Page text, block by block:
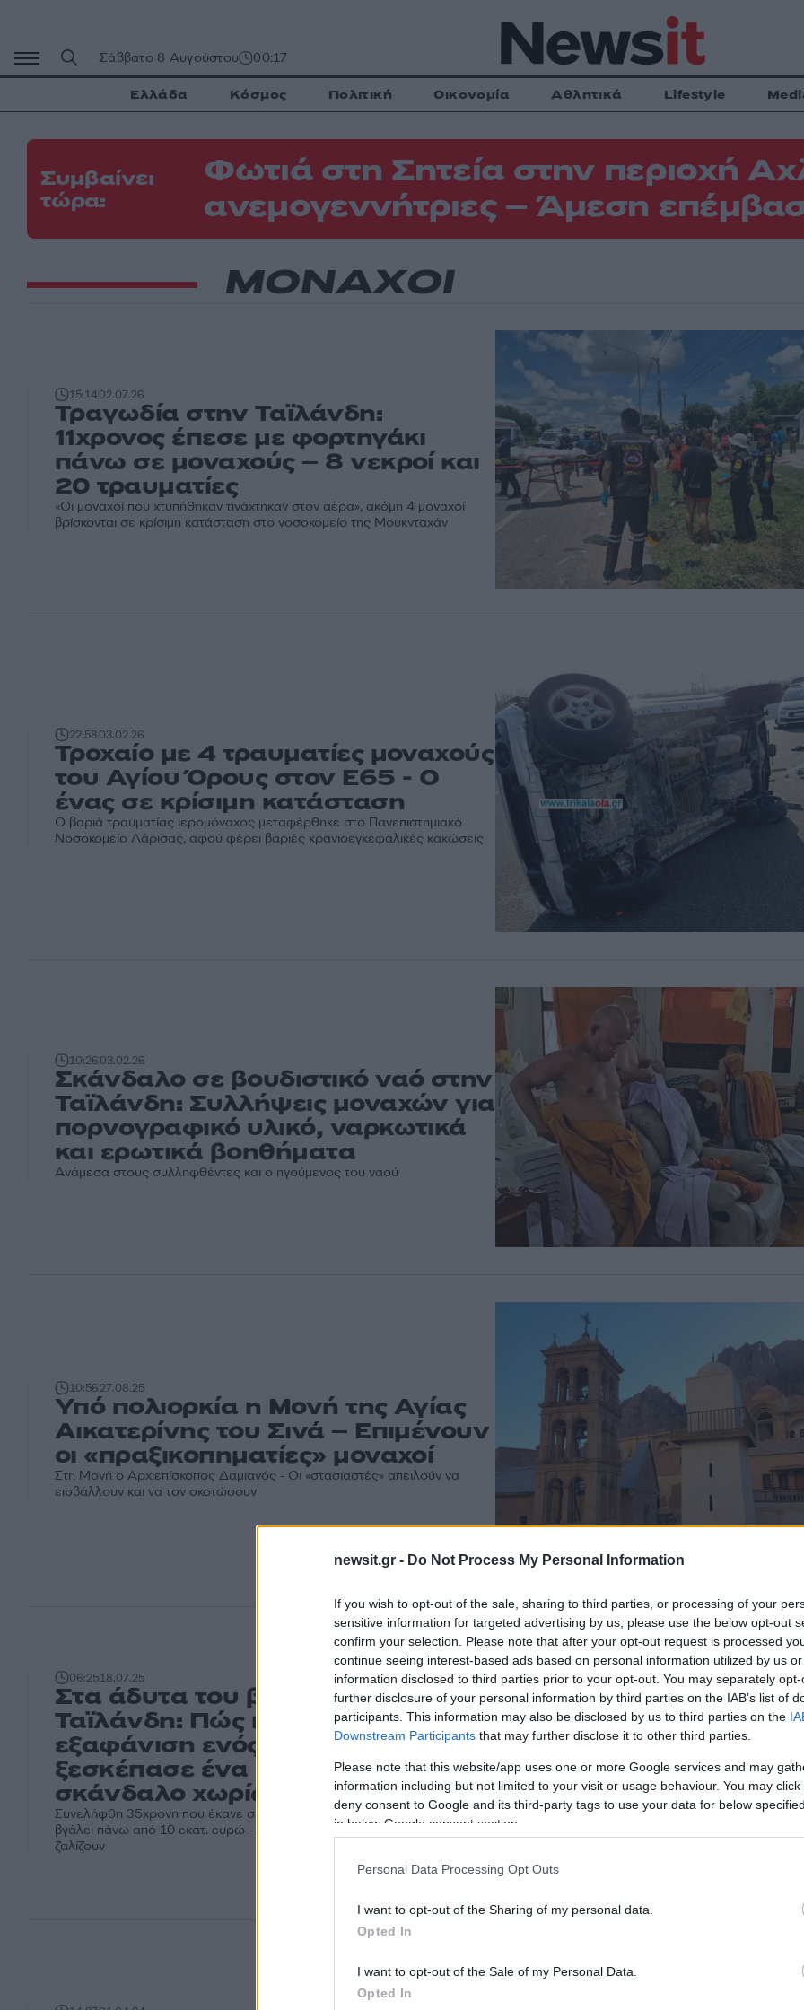
newsit.gr - Do Not Process My Personal Information
If you wish to opt-out of the sale, sharing to third parties, or processing of your
sensitive information for targeted advertising by us, please use the below opt-out
confirm your selection. Please note that after your opt-out request is processed
continue seeing interest-based ads based on personal information utilized by us
information disclosed to third parties prior to your opt-out. You may separately
further disclosure of your personal information by third parties on the IAB’s list of
participants. This information may also be disclosed by us to third parties on the
Downstream Participants that may further disclose it to other third parties.
Please note that this website/app uses one or more Google services and may
information including but not limited to your visit or usage behaviour. You may
deny consent to Google and its third-party tags to use your data for below
in below Google consent section.
Personal Data Processing Opt Outs
I want to opt-out of the Sharing of my personal data.
Opted In
I want to opt-out of the Sale of my Personal Data.
Opted In
περιεχόμενο
Σάββατο 8 Αυγούστου 00:17
Ελλάδα Κόσμος Πολιτική Οικονομία Αθλητικά Lifestyle
Συμβαίνει
τώρα:
Φωτιά στη Σητεία στην περιοχή
ανεμογεννήτριες – Άμεση
ΜΟΝΑΧΟΙ
15:1402.07.26
Τραγωδία στην Ταϊλάνδη:
11χρονος έπεσε με φορτηγάκι
πάνω σε μοναχούς – 8 νεκροί και
20 τραυματίες
«Οι μοναχοί που χτυπήθηκαν τινάχτηκαν στον αέρα», ακόμη 4 μοναχοί
βρίσκονται σε κρίσιμη κατάσταση στο νοσοκομείο της Μουκνταχάν
22:5803.02.26
Τροχαίο με 4 τραυματίες μοναχούς
του Αγίου Όρους στον Ε65 - Ο
ένας σε κρίσιμη κατάσταση
Ο βαριά τραυματίας ιερομόναχος μεταφέρθηκε στο Πανεπιστημιακό
Νοσοκομείο Λάρισας, αφού φέρει βαριές κρανιοεγκεφαλικές κακώσεις
10:2603.02.26
Σκάνδαλο σε βουδιστικό ναό στην
Ταϊλάνδη: Συλλήψεις μοναχών για
πορνογραφικό υλικό, ναρκωτικά
και ερωτικά βοηθήματα
Ανάμεσα στους συλληφθέντες και ο ηγούμενος του ναού
10:5627.08.25
Υπό πολιορκία η Μονή της Αγίας
Αικατερίνης του Σινά – Επιμένουν
οι «πραξικοπηματίες» μοναχοί
Στη Μονή ο Αρχιεπίσκοπος Δαμιανός - Οι «στασιαστές» απειλούν να
εισβάλλουν και να τον σκοτώσουν
06:2518.07.25
Στα άδυτα του βουδισμού στην
Ταϊλάνδη: Πώς η μυστηριώδης
εξαφάνιση ενός μοναχού
ξεσκέπασε ένα σεξουαλικό
σκάνδαλο χωρίς προηγούμενο
Συνελήφθη 35χρονη που έκανε σεξ με μοναχούς και τους εκβίαζε - Είχε
βγάλει πάνω από 10 εκατ. ευρώ - Καθαιρέσεις, έρευνες και ποσά που
ζαλίζουν